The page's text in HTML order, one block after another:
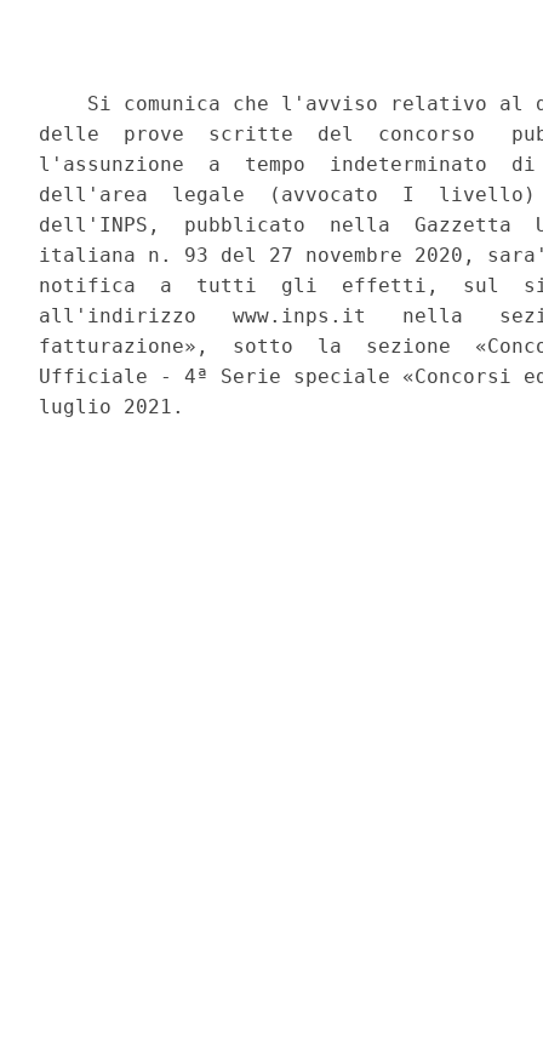
Si comunica che l'avviso relativo al
delle  prove  scritte  del  concorso
l'assunzione  a  tempo  indeterminato
dell'area  legale  (avvocato  I
dell'INPS,  pubblicato  nella  Gazzetta
italiana n. 93 del 27 novembre 2020,
notifica  a  tutti  gli  effetti,  sul
all'indirizzo   www.inps.it   nella
fatturazione»,  sotto  la  sezione
Ufficiale - 4ª Serie speciale «Concorsi
luglio 2021.